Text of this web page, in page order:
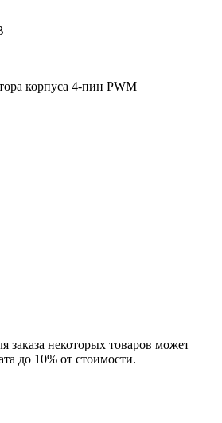
корпуса 4-пин PWM
заказа некоторых товаров может
до 10% от стоимости.